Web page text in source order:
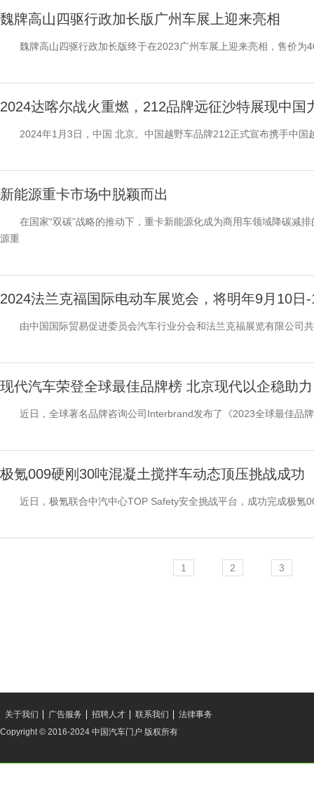
魏牌高山四驱行政加长版广州车展上迎来亮相
魏牌高山四驱行政加长版终于在2023广州车展上迎来亮相，售价为
2024达喀尔战火重燃，212品牌远征沙特展现中国
2024年1月3日，中国 北京。中国越野车品牌212正式宣布携手中国
新能源重卡市场中脱颖而出
在国家“双碳”战略的推动下，重卡新能源化成为商用车领域降碳减
源重
2024法兰克福国际电动车展览会，将明年9月10
由中国国际贸易促进委员会汽车行业分会和法兰克福展览有限公司
现代汽车荣登全球最佳品牌榜 北京现代以企稳助力
近日，全球著名品牌咨询公司Interbrand发布了《2023全球最佳品
极氪009硬刚30吨混凝土搅拌车动态顶压挑战成功
近日，极氪联合中汽中心TOP Safety安全挑战平台，成功完成极氪
1 2 3
法律事务
联系我们
招聘人才
广告服务
关于我们
Copyright © 2016-2024 中国汽车门户 版权所有